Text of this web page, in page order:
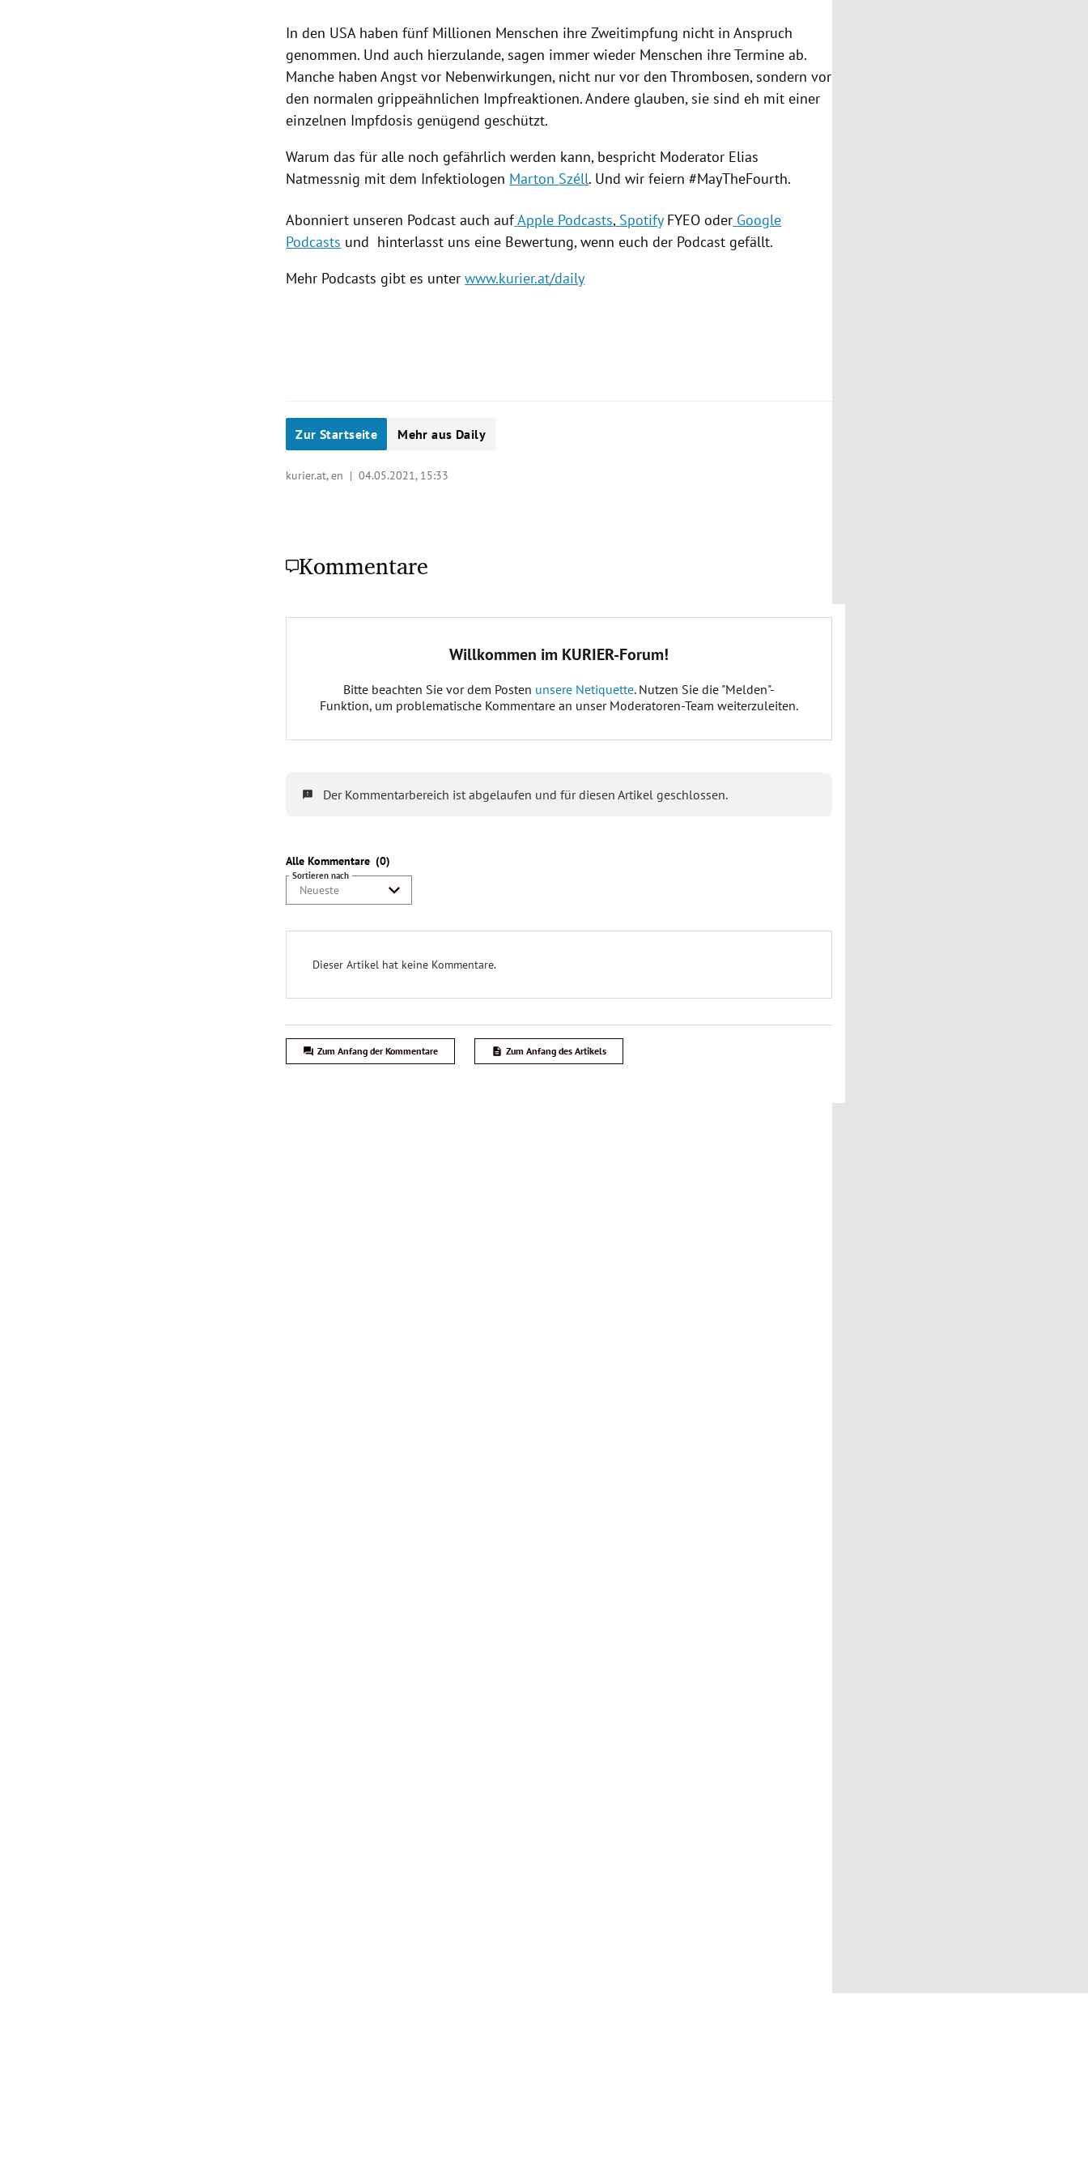
In den USA haben fünfMillionen Menschen ihre Zweitimpfung nicht in Anspruch
genommen. Und auch hierzulande, sagen immer wieder Menschen ihre Termine ab.
Manche haben Angst vor Nebenwirkungen, nicht nur vor den Thrombosen,sondern vor
den normalen grippeähnlichen Impfreaktionen.Andere glauben, siesind eh mit einer
einzelnen Impfdosis genügend geschützt.
Warum dasfür alle noch gefährlich werden kann, bespricht Moderator Elias
Natmessnig mit dem Infektiologen Marton Széll. Und wir feiern#MayTheFourth.
Abonniert unseren Podcast auch aufApple Podcasts, SpotifyFYEO oder Google
Podcasts und hinterlasst uns eine Bewertung, wenn euch der Podcast gefällt.
Mehr Podcasts gibt es unterwww.kurier.at/daily
Zur Startseite Mehr aus Daily
kurier.at, en |04.05.2021, 15:33
Kommentare